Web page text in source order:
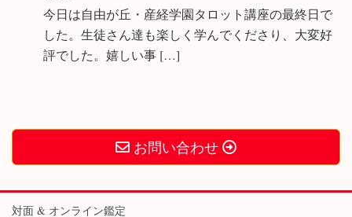
今日は自由が丘・産経学園タロット講座の最終日で
した。生徒さん達も楽しく学んでくださり、大変好
評でした。嬉しい事 […]
お問い合わせ
対面 & オンライン鑑定